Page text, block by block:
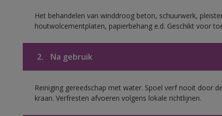
Het behandelen van winddroog beton, schuurwerk,
houtwolcementplaten, papierbehang e.d. Geschikt voor
2. Na gebruik
Reiniging gereedschap met water. Spoel verf nooit door
kraan. Verfresten afvoeren volgens lokale richtlijnen.